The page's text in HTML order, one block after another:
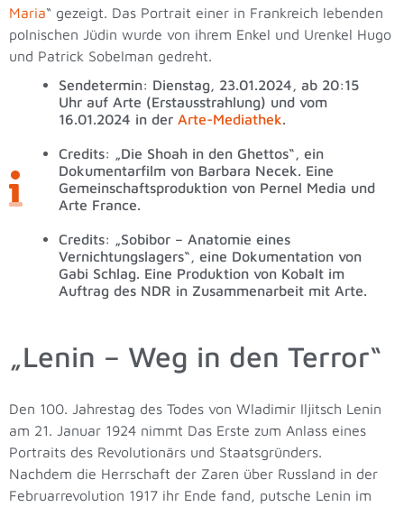
Maria“ gezeigt. Das Portrait einer in Frankreich lebenden
polnischen Jüdin wurde von ihrem Enkel und Urenkel Hugo
und Patrick Sobelman gedreht.
Sendetermin: Dienstag, 23.01.2024, ab 20:15
Uhr auf Arte (Erstausstrahlung) und vom
16.01.2024 in der Arte-Mediathek.
Credits: „Die Shoah in den Ghettos“, ein
Dokumentarfilm von Barbara Necek. Eine
Gemeinschaftsproduktion von Pernel Media und
Arte France.
Credits: „Sobibor – Anatomie eines
Vernichtungslagers“, eine Dokumentation von
Gabi Schlag. Eine Produktion von Kobalt im
Auftrag des NDR in Zusammenarbeit mit Arte.
„Lenin – Weg in den Terror“
Den 100. Jahrestag des Todes von Wladimir Iljitsch Lenin
am 21. Januar 1924 nimmt Das Erste zum Anlass eines
Portraits des Revolutionärs und Staatsgründers.
Nachdem die Herrschaft der Zaren über Russland in der
Februarrevolution 1917 ihr Ende fand, putsche Lenin im